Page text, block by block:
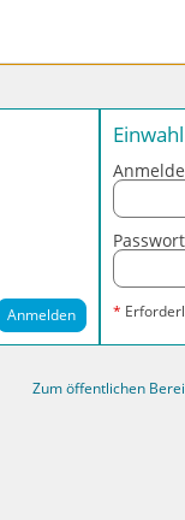
Anmelden
Passwort
*
Zum öffentlichen